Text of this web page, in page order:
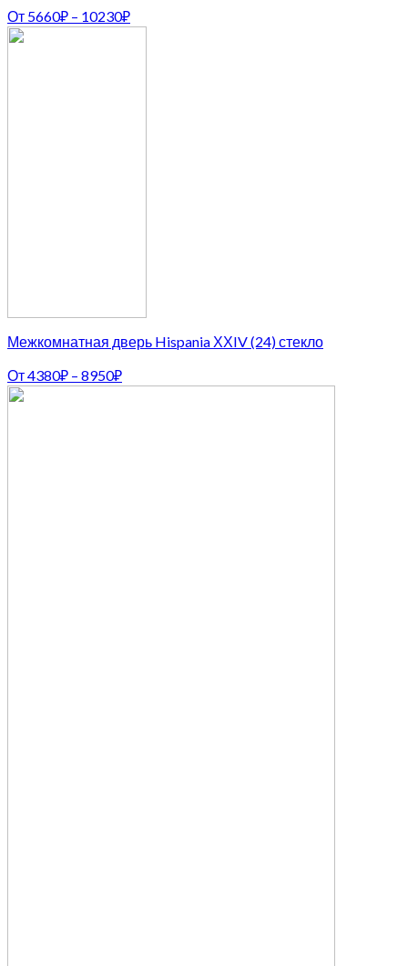
От 5660₽ – 10230₽
Межкомнатная дверь Hispania ХХIV (24) стекло
От4380₽ – 8950₽